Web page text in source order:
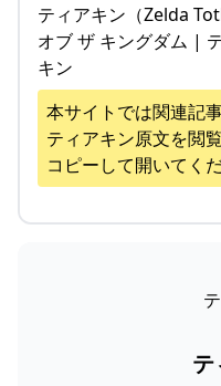
ティアキン（Zelda
オブ ザ キングダム |
キン
本サイトでは関連記
ティアキン原文を閲
コピーして開いてくだ
テ